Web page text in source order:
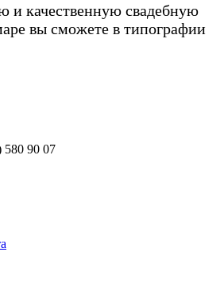
и качественную свадебную
вы сможете в типографии
580 90 07